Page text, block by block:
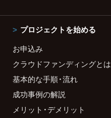
プロジェクトを始める
お申込み
クラウドファンディングとは
基本的な手順・流れ
成功事例の解説
メリット・デメリット